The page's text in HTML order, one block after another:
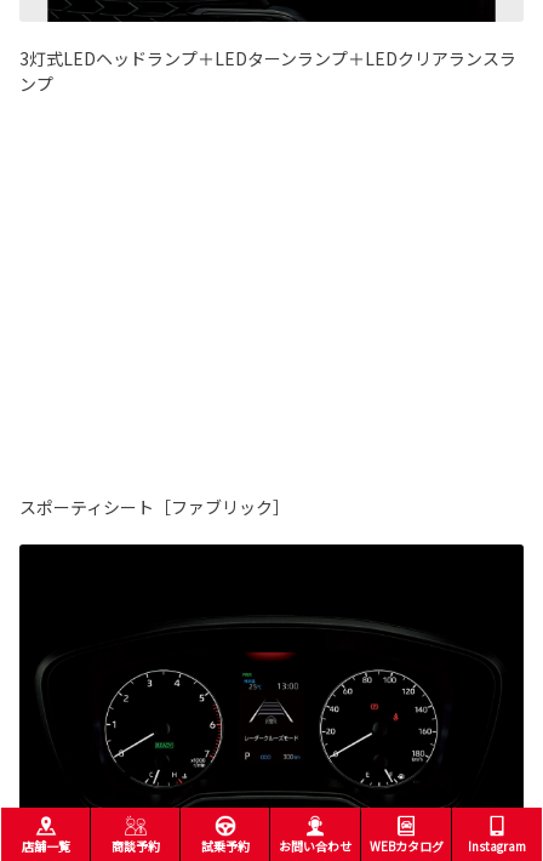
3灯式LEDヘッドランプ＋LEDターンランプ＋LEDクリアランスラ
ンプ
スポーティシート［ファブリック］
店舗一覧 商談予約 試乗予約 お問い合わせ WEBカタログ Instagram